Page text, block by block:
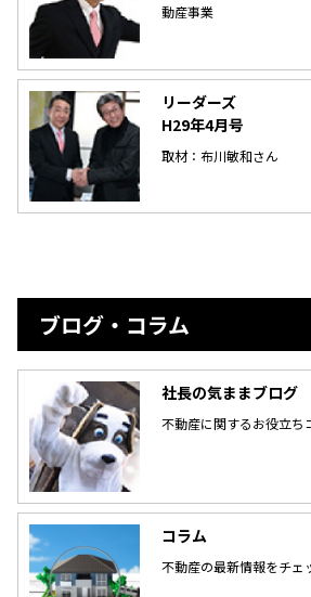
動産事業
リーダーズ
H29年4月号
取材：布川敏和さん
ブログ・コラム
社長の気ままブログ
不動産に関するお役立ち
コラム
不動産の最新情報をチェ